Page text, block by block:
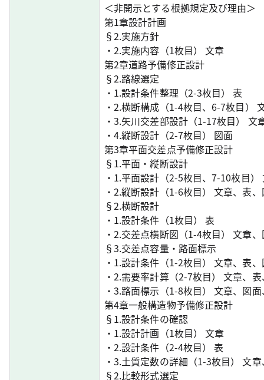
＜非開示とする根拠規定及び理由＞
第1章設計計画
§2.実施方針
・2.実施内容（1枚目） 文章
第2章道路予備修正設計
§2.路線選定
・1.設計条件整理（2-3枚目） 表
・2.横断構成（1-4枚目、6-7枚目）
・3.矢川交差部設計（1-17枚目） 文
・4.縦断設計（2-7枚目） 図面
第3章平面交差点予備修正設計
§1.平面・縦断設計
・1.平面設計（2-5枚目、7-10枚目
・2.縦断設計（1-6枚目） 文章、表
§2.横断設計
・1.設計条件（1枚目） 表
・2.交差点横断図（1-4枚目） 文章
§3.交差点容量・路面標示
・1.設計条件（1-2枚目） 文章、表
・2.需要率計算（2-7枚目） 文章、
・3.路面標示（1-8枚目） 文章、図
第4章一般構造物予備修正設計
§1.設計条件の確認
・1.設計計画（1枚目） 文章
・2.設計条件（2-4枚目） 表
・3.土質定数の詳細（1-3枚目） 文
§2.比較形式選定